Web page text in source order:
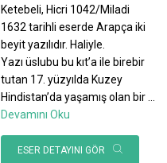
Ketebeli, Hicri 1042/Miladi
1632 tarihli eserde Arapça iki
beyit yazılıdır. Haliyle.
Yazı üslubu bu kıt’a ile birebir
tutan 17. yüzyılda Kuzey
Hindistan’da yaşamış olan bir
Devamını Oku
ESER DETAYINI GÖR